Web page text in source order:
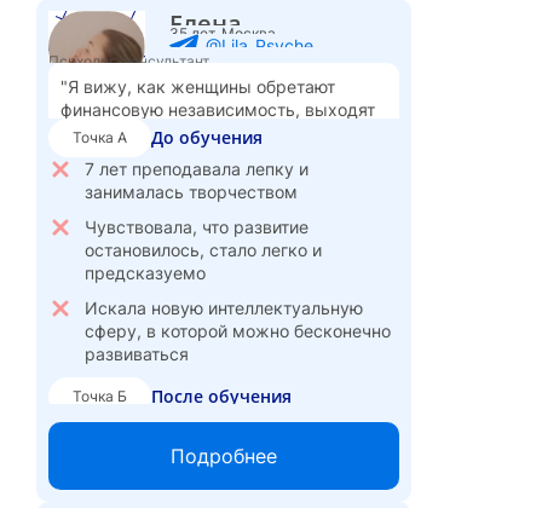
психологическим
консультированием, получаю больше
Психология даёт мне больше
карьерных возможностей и свободы
– планирую развиваться в
корпоративной психологии или
тренинг-менеджменте
Стоимость консультации:2 900₽онлайн,
очно
Елена
35 лет, Москва
@Lila_Psyche
Психолог-консультант
"Я вижу, как женщины обретают
финансовую независимость, выходят
из деструктивных отношений и
вдохновляет."
Точка А До обучения
7 лет преподавала лепку и
занималась творчеством
Чувствовала, что развитие
остановилось, стало легко и
предсказуемо
Искала новую интеллектуальную
сферу, в которой можно бесконечно
развиваться
Точка Б После обучения
Веду частную практику, работаю с
женщинами в кризисах и после
Подробнее